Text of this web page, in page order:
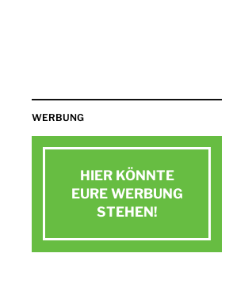
WERBUNG
HIER KÖNNTE
EURE WERBUNG
STEHEN!
Jetzt Kontakt aufnehmen